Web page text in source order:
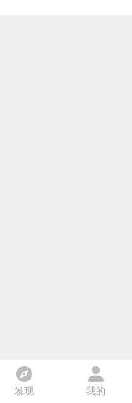
发现 我的